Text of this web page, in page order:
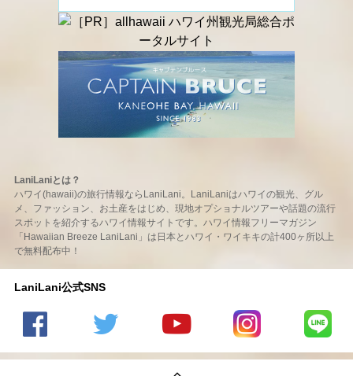
LaniLaniとは？
ハワイ(hawaii)の旅行情報ならLaniLani。LaniLaniはハワイの観光、グル
メ、ファッション、お土産をはじめ、現地オプショナルツアーや話題の流行
スポットを紹介するハワイ情報サイトです。ハワイ情報フリーマガジン
「Hawaiian Breeze LaniLani」は日本とハワイ・ワイキキの計400ヶ所以上
で無料配布中！
LaniLani公式SNS
の
のtwitter
の
LaniLani
LaniLani